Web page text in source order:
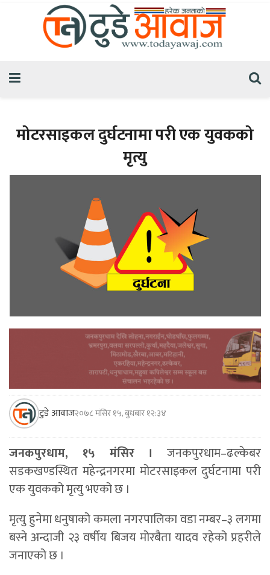
मोटरसाइकल दुर्घटनामा परी एक युवकको
मृत्यु
टुडे आवाज२०७८ मंसिर १५, बुधबार १२:३४
जनकपुरधाम, १५ मंसिर । जनकपुरधाम–ढल्केबर
सडकखण्डस्थित महेन्द्रनगरमा मोटरसाइकल दुर्घटनामा परी
एक युवकको मृत्यु भएको छ ।
मृत्यु हुनेमा धनुषाको कमला नगरपालिका वडा नम्बर–३ लगमा
बस्ने अन्दाजी २३ वर्षीय बिजय मोरबैता यादव रहेको प्रहरीले
जनाएको छ ।